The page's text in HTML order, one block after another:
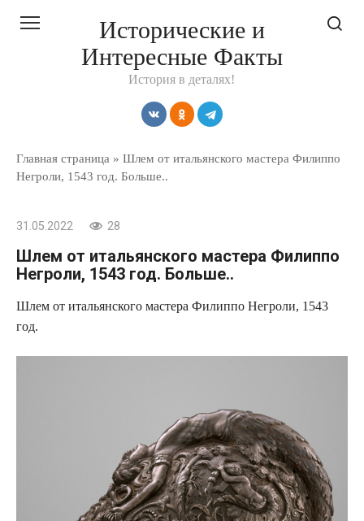
Исторические и
Интересные Факты
История в деталях!
Главная страница » Шлем от итальянского мастера Филиппо
Негроли, 1543 год. Больше..
31.05.2022 28
Шлем от итальянского мастера Филиппо
Негроли, 1543 год. Больше..
Шлем от итальянского мастера Филиппо Негроли, 1543
год.